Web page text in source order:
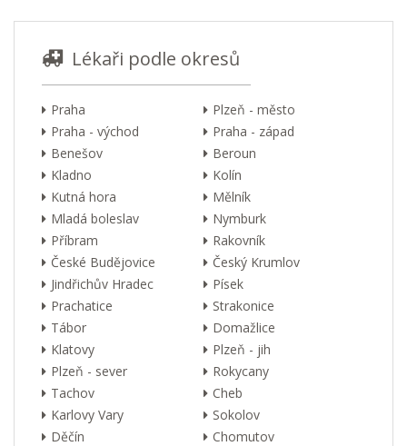
Lékaři podle okresů
Praha
Plzeň - město
Praha - východ
Praha - západ
Benešov
Beroun
Kladno
Kolín
Kutná hora
Mělník
Mladá boleslav
Nymburk
Příbram
Rakovník
České Budějovice
Český Krumlov
Jindřichův Hradec
Písek
Prachatice
Strakonice
Tábor
Domažlice
Klatovy
Plzeň - jih
Plzeň - sever
Rokycany
Tachov
Cheb
Karlovy Vary
Sokolov
Děčín
Chomutov